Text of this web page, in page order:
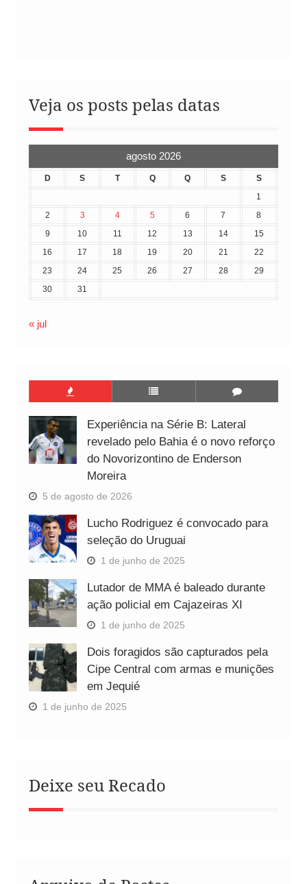
Veja os posts pelas datas
agosto 2026
D S T Q Q S
S
1
2
3 4 5 6 7
8
9
10 11 12 13 14
15
16
17 18 19 20 21
22
23
24 25 26 27 28
29
30
31
« jul
Experiência na Série B: Lateral
revelado pelo Bahia é o novo reforço
do Novorizontino de Enderson
Moreira
5 de agosto de 2026
Lucho Rodriguez é convocado para
seleção do Uruguai
1 de junho de 2025
Lutador de MMA é baleado durante
ação policial em Cajazeiras XI
1 de junho de 2025
Dois foragidos são capturados pela
Cipe Central com armas e munições
em Jequié
1 de junho de 2025
Deixe seu Recado